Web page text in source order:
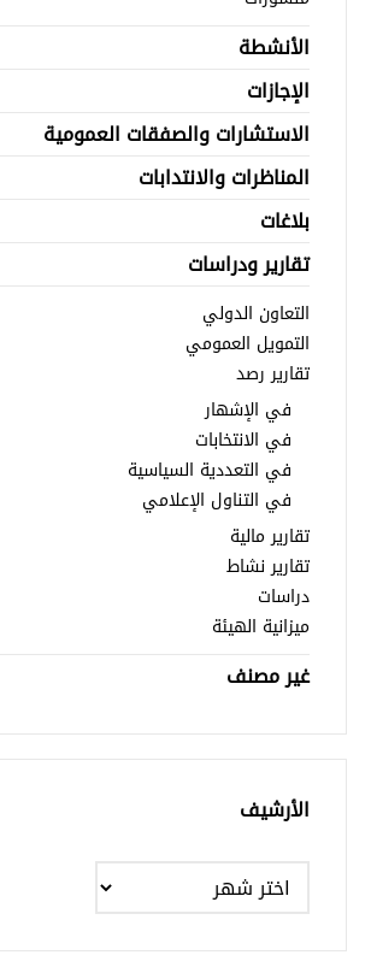
الأنشطة
الإجازات
الاستشارات والصفقات العمومية
المناظرات والانتدابات
بلاغات
تقارير ودراسات
التعاون الدولي
التمويل العمومي
تقارير رصد
في الإشهار
في الانتخابات
في التعددية السياسية
في التناول الإعلامي
تقارير مالية
تقارير نشاط
دراسات
ميزانية الهيئة
غير مصنف
الأرشيف
الأرشيف